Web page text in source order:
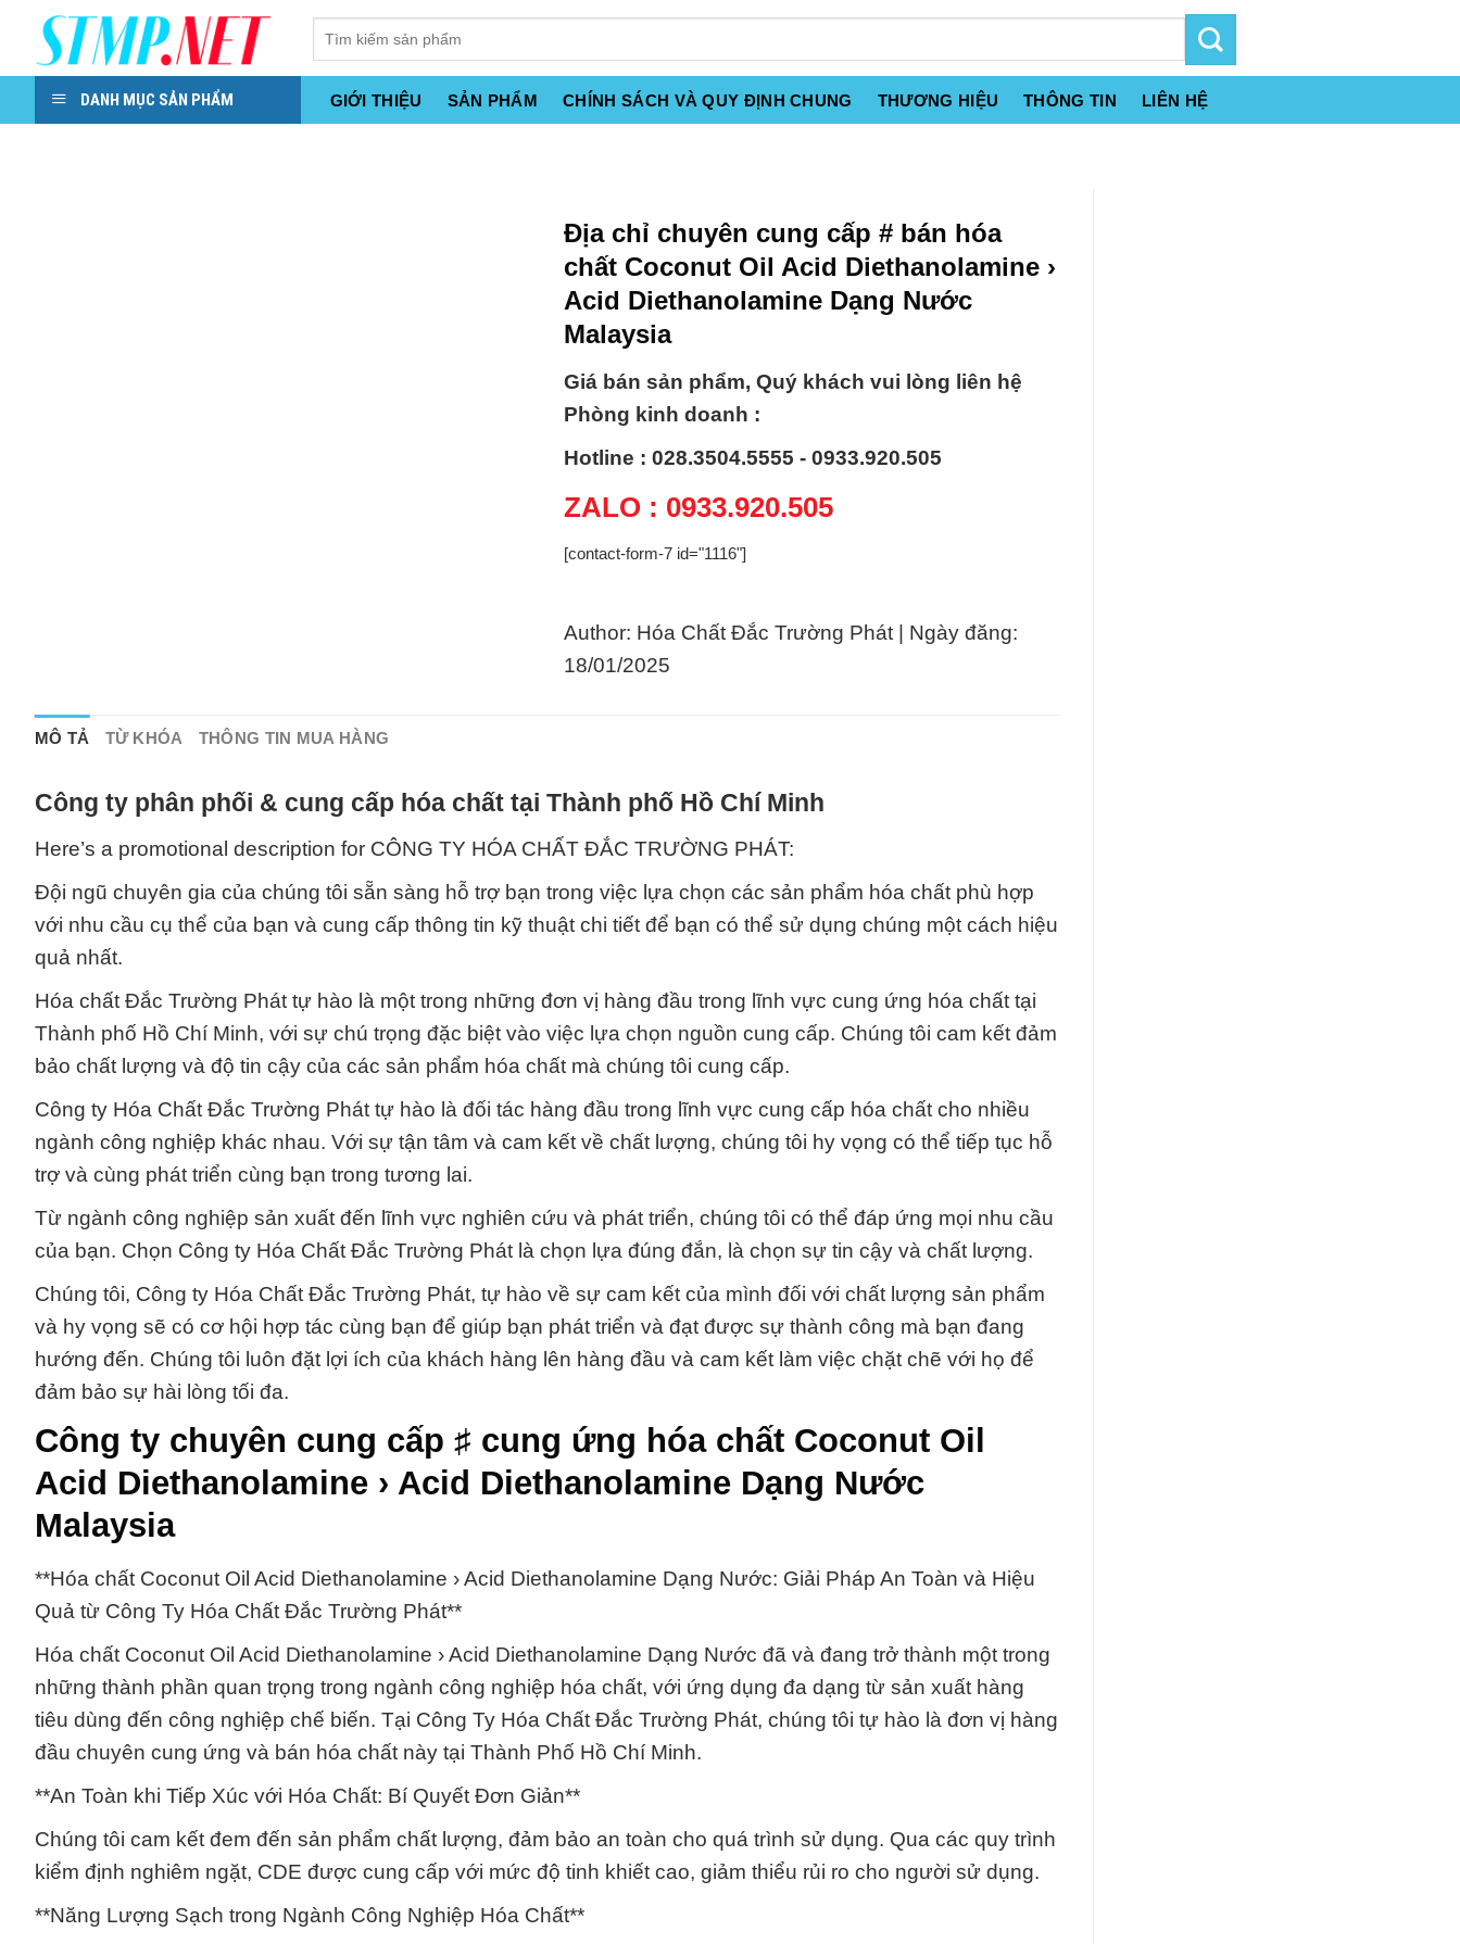
content
DANH MỤC SẢN PHẨM GIỚI THIỆU SẢN PHẨM CHÍNH SÁCH VÀ QUY ĐỊNH CHUNG THƯƠNG HIỆU THÔNG TIN LIÊN HỆ
Địa chỉ chuyên cung cấp # bán hóa
chất Coconut Oil Acid Diethanolamine ›
Acid Diethanolamine Dạng Nước
Malaysia
Giá bán sản phẩm, Quý khách vui lòng liên hệ
Phòng kinh doanh :
Hotline : 028.3504.5555 - 0933.920.505
ZALO : 0933.920.505
[contact-form-7 id="1116"]
Author: Hóa Chất Đắc Trường Phát | Ngày đăng:
18/01/2025
MÔ TẢ TỪ KHÓA THÔNG TIN MUA HÀNG
Công ty phân phối & cung cấp hóa chất tại Thành phố Hồ Chí Minh
Here’s a promotional description for CÔNG TY HÓA CHẤT ĐẮC TRƯỜNG PHÁT:
Đội ngũ chuyên gia của chúng tôi sẵn sàng hỗ trợ bạn trong việc lựa chọn các sản phẩm hóa chất phù hợp
với nhu cầu cụ thể của bạn và cung cấp thông tin kỹ thuật chi tiết để bạn có thể sử dụng chúng một cách hiệu
quả nhất.
Hóa chất Đắc Trường Phát tự hào là một trong những đơn vị hàng đầu trong lĩnh vực cung ứng hóa chất tại
Thành phố Hồ Chí Minh, với sự chú trọng đặc biệt vào việc lựa chọn nguồn cung cấp. Chúng tôi cam kết đảm
bảo chất lượng và độ tin cậy của các sản phẩm hóa chất mà chúng tôi cung cấp.
Công ty Hóa Chất Đắc Trường Phát tự hào là đối tác hàng đầu trong lĩnh vực cung cấp hóa chất cho nhiều
ngành công nghiệp khác nhau. Với sự tận tâm và cam kết về chất lượng, chúng tôi hy vọng có thể tiếp tục hỗ
trợ và cùng phát triển cùng bạn trong tương lai.
Từ ngành công nghiệp sản xuất đến lĩnh vực nghiên cứu và phát triển, chúng tôi có thể đáp ứng mọi nhu cầu
của bạn. Chọn Công ty Hóa Chất Đắc Trường Phát là chọn lựa đúng đắn, là chọn sự tin cậy và chất lượng.
Chúng tôi, Công ty Hóa Chất Đắc Trường Phát, tự hào về sự cam kết của mình đối với chất lượng sản phẩm
và hy vọng sẽ có cơ hội hợp tác cùng bạn để giúp bạn phát triển và đạt được sự thành công mà bạn đang
hướng đến. Chúng tôi luôn đặt lợi ích của khách hàng lên hàng đầu và cam kết làm việc chặt chẽ với họ để
đảm bảo sự hài lòng tối đa.
Công ty chuyên cung cấp ♯ cung ứng hóa chất Coconut Oil
Acid Diethanolamine › Acid Diethanolamine Dạng Nước
Malaysia
**Hóa chất Coconut Oil Acid Diethanolamine › Acid Diethanolamine Dạng Nước: Giải Pháp An Toàn và Hiệu
Quả từ Công Ty Hóa Chất Đắc Trường Phát**
Hóa chất Coconut Oil Acid Diethanolamine › Acid Diethanolamine Dạng Nước đã và đang trở thành một trong
những thành phần quan trọng trong ngành công nghiệp hóa chất, với ứng dụng đa dạng từ sản xuất hàng
tiêu dùng đến công nghiệp chế biến. Tại Công Ty Hóa Chất Đắc Trường Phát, chúng tôi tự hào là đơn vị hàng
đầu chuyên cung ứng và bán hóa chất này tại Thành Phố Hồ Chí Minh.
**An Toàn khi Tiếp Xúc với Hóa Chất: Bí Quyết Đơn Giản**
Chúng tôi cam kết đem đến sản phẩm chất lượng, đảm bảo an toàn cho quá trình sử dụng. Qua các quy trình
kiểm định nghiêm ngặt, CDE được cung cấp với mức độ tinh khiết cao, giảm thiểu rủi ro cho người sử dụng.
**Năng Lượng Sạch trong Ngành Công Nghiệp Hóa Chất**